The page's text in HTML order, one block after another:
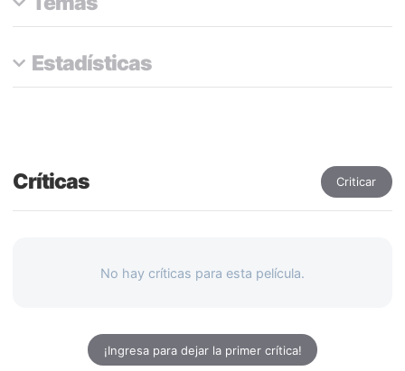
Estadísticas
Críticas Criticar
No hay críticas para esta película.
¡Ingresa para dejar la primer crítica!